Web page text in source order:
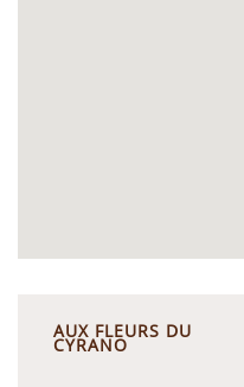
AUX FLEURS DU
CYRANO